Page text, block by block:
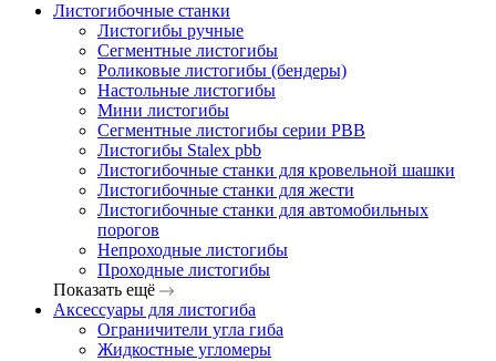
Листогибочные станки
Листогибы ручные
Сегментные листогибы
Роликовые листогибы (бендеры)
Настольные листогибы
Мини листогибы
Сегментные листогибы серии PBB
Листогибы Stalex pbb
Листогибочные станки для кровельной шашки
Листогибочные станки для жести
Листогибочные станки для автомобильных
порогов
Непроходные листогибы
Проходные листогибы
Показать ещё
Аксессуары для листогиба
Ограничители угла гиба
Жидкостные угломеры